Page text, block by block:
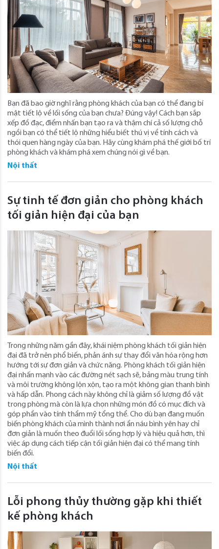
Bạn đã bao giờ nghĩ rằng phòng khách của bạn có thể đang bí
mật tiết lộ về lối sống của bạn chưa? Đúng vậy! Cách bạn sắp
xếp đồ đạc, điểm nhấn bạn tạo ra và thậm chí cả số lượng chỗ
ngồi bạn có thể tiết lộ những hiểu biết thú vị về tính cách và
thói quen hàng ngày của bạn. Hãy cùng khám phá thế giới bố trí
phòng khách và khám phá xem chúng nói gì về bạn.
Nội thất
Sự tinh tế đơn giản cho phòng khách
tối giản hiện đại của bạn
Trong những năm gần đây, khái niệm phòng khách tối giản hiện
đại đã trở nên phổ biến, phản ánh sự thay đổi văn hóa rộng hơn
hướng tới sự đơn giản và chức năng. Phòng khách tối giản hiện
đại nhấn mạnh vào các đường nét sạch sẽ, bảng màu trung tính
và môi trường không lộn xộn, tạo ra một không gian thanh bình
và hấp dẫn. Phong cách này không chỉ là giảm số lượng đồ vật
trong phòng mà còn là lựa chọn những món đồ có mục đích và
góp phần vào tính thẩm mỹ tổng thể. Cho dù bạn đang muốn
biến phòng khách của mình thành nơi ẩn náu bình yên hay chỉ
đơn giản là muốn theo đuổi lối sống hợp lý và hiệu quả hơn, thì
việc áp dụng cách tiếp cận tối giản hiện đại có thể mang tính
biến đổi.
Nội thất
Lỗi phong thủy thường gặp khi thiết
kế phòng khách